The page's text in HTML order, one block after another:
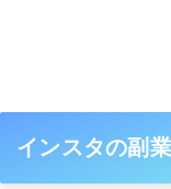
インスタの副